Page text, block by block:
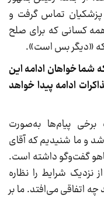
پزشکیان تماس گرفت و
کسانی که برای صلح
که «دیگر بس است».
شما خواهان ادامه این
ادامه پیدا خواهد
پیام‌ها به‌صورت
و ما شنیدیم که آقای
گفت‌وگو داشته است.
شرایط را نظاره
اتفاقی می‌افتد. ما بر